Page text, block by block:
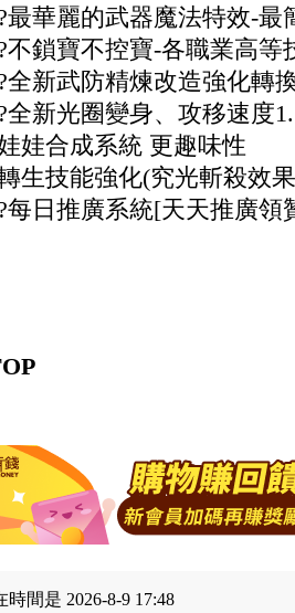
最華麗的武器魔法特效-最
不鎖寶不控寶-各職業高
全新武防精煉改造強化轉
全新光圈變身、攻移速度
娃合成系統 更趣味性
生技能強化(究光斬殺效
每日推廣系統[天天推廣領
間是 2026-8-9 17:48